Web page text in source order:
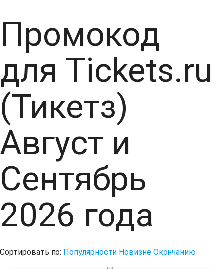
Промокод
для Tickets.ru
(Тикетз)
Август и
Сентябрь
2026 года
Сортировать по: Популярности Новизне Окончанию